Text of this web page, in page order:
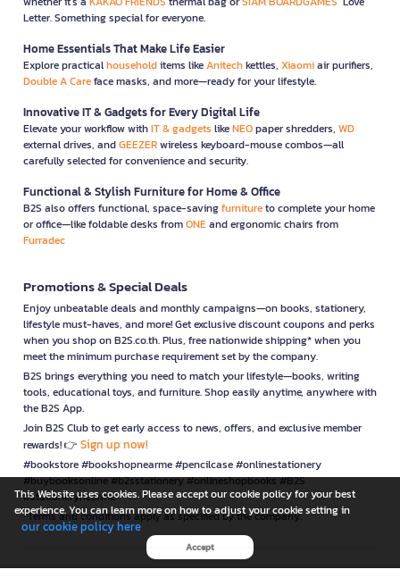
Letter. Something special for everyone.
Home Essentials That Make Life Easier
Explore practicalhouseholditems likeAnitechkettles, Xiaomiair purifiers,
Double A Careface masks, and more—ready for your lifestyle.
Innovative IT & Gadgets for Every Digital Life
Elevate your workflow withIT & gadgets likeNEOpaper shredders, WD
external drives, andGEEZERwireless keyboard-mouse combos—all
carefully selected for convenience and security.
Functional & Stylish Furniture for Home & Office
B2S also offers functional, space-savingfurnitureto complete your home
or office—like foldable desks fromONEand ergonomic chairs from
Furradec
Promotions & Special Deals
Enjoy unbeatable deals and monthly campaigns—on books, stationery,
lifestyle must-haves, and more! Get exclusive discount coupons and perks
when you shop on B2S.co.th. Plus, free nationwide shipping* when you
meet the minimum purchase requirement set by the company.
B2S brings everything you need to match your lifestyle—books, writing
tools, educational toys, and furniture. Shop easily anytime, anywhere with
the B2S App.
Join B2S Club to get early access to news, offers, and exclusive member
rewards! 👉 Sign up now!
#bookstore #bookshopnearme #pencilcase #onlinestationery
#buybooksonline #b2sstationery #onlineshopbooks #B2S
#stationerynearme
*Terms and conditions apply as specified by the company.
This Website uses cookies. Please accept our cookie policy for your best
experience. You can learn more on how to adjust your cookie setting in
our cookie policy here
Accept